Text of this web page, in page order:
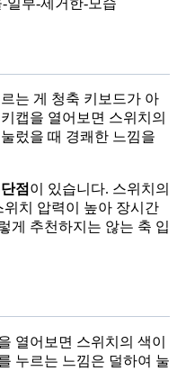
는 게 청축 키보드가 아
캡을 열어보면 스위치의
렀을 때 경쾌한 느낌을
점 이 있습니다. 스위치의
치 압력이 높아 장시간
게 추천하지는 않는 축 입
열어보면 스위치의 색이
누르는 느낌은 덜하여 눌